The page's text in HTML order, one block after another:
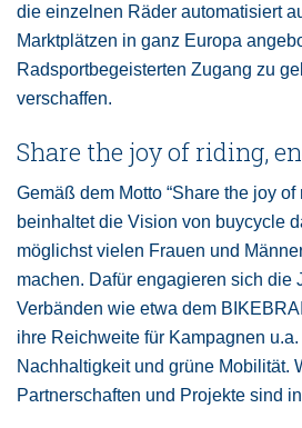
die einzelnen Räder automatisiert
Marktplätzen in ganz Europa
Radsportbegeisterten Zugang zu
verschaffen.
Share the joy of riding,
Gemäß dem Motto “Share the joy of
beinhaltet die Vision von buycycle
möglichst vielen Frauen und
machen. Dafür engagieren sich die
Verbänden wie etwa dem
ihre Reichweite für Kampagnen
Nachhaltigkeit und grüne Mobilität.
Partnerschaften und Projekte sind